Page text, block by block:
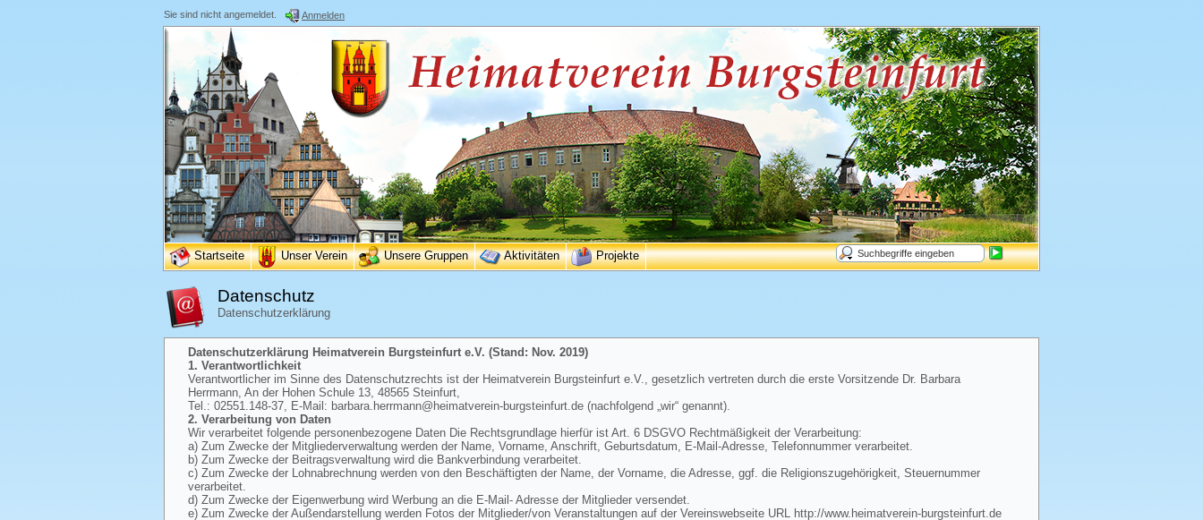
Sie sind nicht angemeldet. Anmelden
Startseite Unser Verein Unsere Gruppen Aktivitäten Projekte
Datenschutz
Datenschutzerklärung
Datenschutzerklärung Heimatverein Burgsteinfurt e.V. (Stand: Nov. 2019)
1. Verantwortlichkeit
Verantwortlicher im Sinne des Datenschutzrechts ist der Heimatverein Burgsteinfurt e.V., gesetzlich vertreten durch die erste Vorsitzende Dr. Barbara
Herrmann, An der Hohen Schule 13, 48565 Steinfurt,
Tel.: 02551.148-37, E-Mail: barbara.herrmann@heimatverein-burgsteinfurt.de (nachfolgend „wir“ genannt).
2. Verarbeitung von Daten
Wir verarbeitet folgende personenbezogene Daten Die Rechtsgrundlage hierfür ist Art. 6 DSGVO Rechtmäßigkeit der Verarbeitung:
a) Zum Zwecke der Mitgliederverwaltung werden der Name, Vorname, Anschrift, Geburtsdatum, E-Mail-Adresse, Telefonnummer verarbeitet.
b) Zum Zwecke der Beitragsverwaltung wird die Bankverbindung verarbeitet.
c) Zum Zwecke der Lohnabrechnung werden von den Beschäftigten der Name, der Vorname, die Adresse, ggf. die Religionszugehörigkeit, Steuernummer
verarbeitet.
d) Zum Zwecke der Eigenwerbung wird Werbung an die E-Mail- Adresse der Mitglieder versendet.
e) Zum Zwecke der Außendarstellung werden Fotos der Mitglieder/von Veranstaltungen auf der Vereinswebseite URL http://www.heimatverein-burgsteinfurt.de